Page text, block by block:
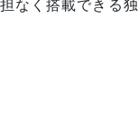
なく搭載できる